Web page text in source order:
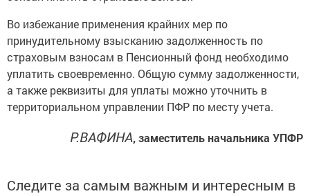
Во избежание применения крайних мер по
принудительному взысканию задолженность по
страховым взносам в Пенсионный фонд необходимо
уплатить своевременно. Общую сумму задолженности,
а также реквизиты для уплаты можно уточнить в
территориальном управлении ПФР по месту учета.
P.ВАФИНА, заместитель начальника УПФР
Следите за самым важным и интересным в